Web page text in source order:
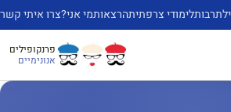
תרבותלימודי צרפתיתהרצאותמי אני?צרו איתי קשר
פרנקופילים
אנונימיים